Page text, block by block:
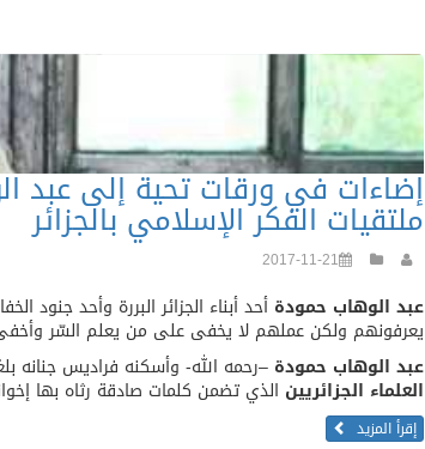
إضاءات في ورقات تحية إلى
ملتقيات الفكر الإسلامي بالجزائر
2017-11-21
عبد الوهاب حمودة أحد أبناء الجزائر البررة وأحد
يعرفونهم ولكن عملهم لا يخفى على من يعلم السّر
عبد الوهاب حمودة –رحمه الله- وأسكنه فراديس جنانه
العلماء الجزائريين الذي تضمن كلمات صادقة رثاه بها
إقرأ المزيد